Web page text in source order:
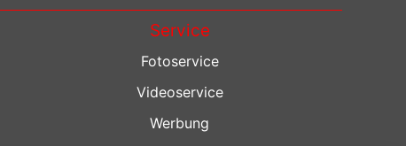
Service
Fotoservice
Videoservice
Werbung